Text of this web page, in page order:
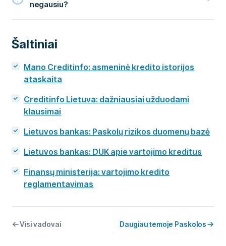
negausiu?
Šaltiniai
Mano Creditinfo: asmeninė kredito istorijos
ataskaita
Creditinfo Lietuva: dažniausiai užduodami
klausimai
Lietuvos bankas: Paskolų rizikos duomenų bazė
Lietuvos bankas: DUK apie vartojimo kreditus
Finansų ministerija: vartojimo kredito
reglamentavimas
Visi vadovai Daugiau temoje Paskolos